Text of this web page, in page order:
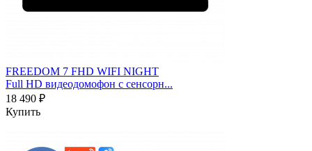
FREEDOM 7 FHD WIFI NIGHT
Full HD видеодомофон с сенсорн...
18 490 ₽
Купить